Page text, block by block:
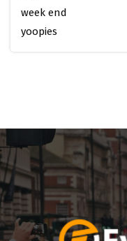
week end
yoopies